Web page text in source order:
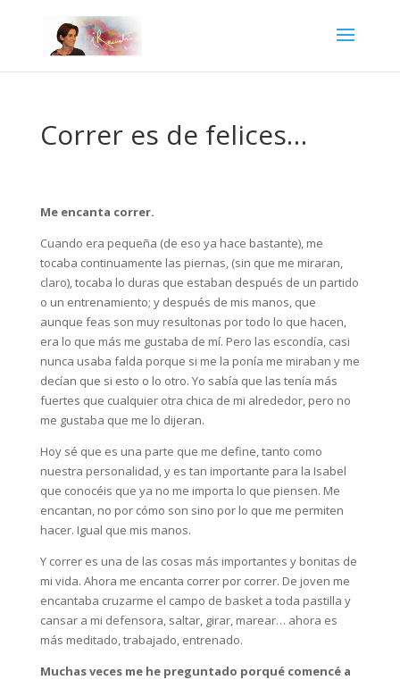
Correr es de felices…
Me encanta correr.
Cuando era pequeña (de eso ya hace bastante), me
tocaba continuamente las piernas, (sin que me miraran,
claro), tocaba lo duras que estaban después de un partido
o un entrenamiento; y después de mis manos, que
aunque feas son muy resultonas por todo lo que hacen,
era lo que más me gustaba de mí. Pero las escondía, casi
nunca usaba falda porque si me la ponía me miraban y me
decían que si esto o lo otro. Yo sabía que las tenía más
fuertes que cualquier otra chica de mi alrededor, pero no
me gustaba que me lo dijeran.
Hoy sé que es una parte que me define, tanto como
nuestra personalidad, y es tan importante para la Isabel
que conocéis que ya no me importa lo que piensen. Me
encantan, no por cómo son sino por lo que me permiten
hacer. Igual que mis manos.
Y correr es una de las cosas más importantes y bonitas de
mi vida. Ahora me encanta correr por correr. De joven me
encantaba cruzarme el campo de basket a toda pastilla y
cansar a mi defensora, saltar, girar, marear… ahora es
más meditado, trabajado, entrenado.
Muchas veces me he preguntado porqué comencé a